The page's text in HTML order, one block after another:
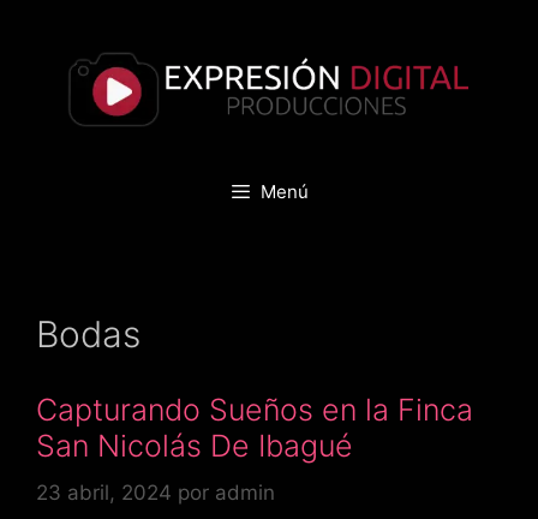
contenido
Menú
Bodas
Capturando Sueños en la Finca
San Nicolás De Ibagué
23 abril, 2024 por admin